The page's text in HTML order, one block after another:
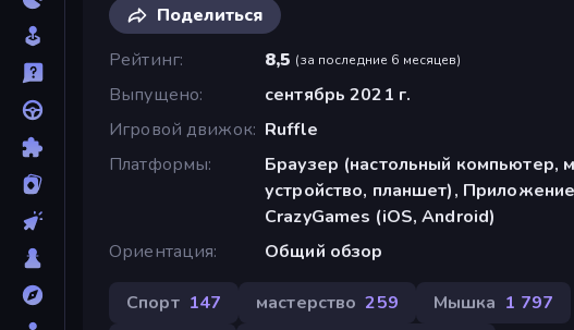
Поделиться
Рейтинг
8,5 (за последние 6 месяцев)
Выпущено
сентябрь 2021 г.
Игровой движок Ruffle
Платформы
Браузер (настольный компьютер,
устройство, планшет), Приложение
CrazyGames (iOS, Android)
Ориентация
Общий обзор
Спорт 147 мастерство 259 Мышка 1 797